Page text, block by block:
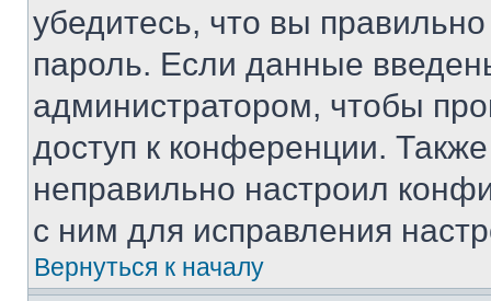
убедитесь, что вы
пароль. Если данные
администратором, чтобы
доступ к конференции.
неправильно настроил
с ним для исправления
Вернуться к началу